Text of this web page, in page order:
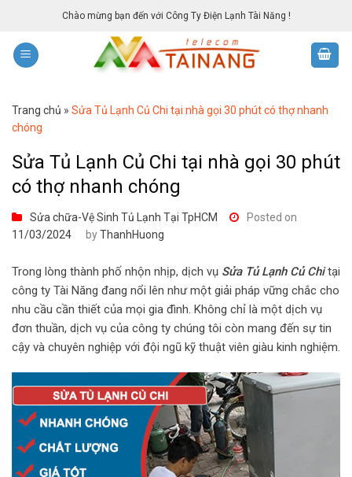
content
Chào mừng bạn đến với Công Ty Điện Lạnh Tài Năng !
Trang chủ » Sửa Tủ Lạnh Củ Chi tại nhà gọi 30 phút có thợ nhanh
chóng
Sửa Tủ Lạnh Củ Chi tại nhà gọi 30 phút
có thợ nhanh chóng
Sửa chữa-Vệ Sinh Tủ Lạnh Tại TpHCM
Posted on
11/03/2024
byThanhHuong
Trong lòng thành phố nhộn nhịp, dịch vụ Sửa Tủ Lạnh Củ Chitại
công ty Tài Năng đang nổi lên như một giải pháp vững chắc cho
nhu cầu cần thiết của mọi gia đình. Không chỉ là một dịch vụ
đơn thuần, dịch vụ của công ty chúng tôi còn mang đến sự tin
cậy và chuyên nghiệp với đội ngũ kỹ thuật viên giàu kinh nghiệm.